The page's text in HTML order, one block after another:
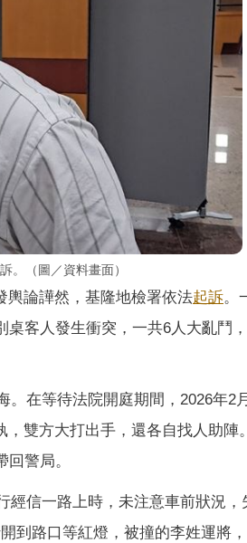
。（圖／資料畫面）
輿論譁然，基隆地檢署依法起訴。
桌客人發生衝突，一共6人大亂鬥
。在等待法院開庭期間，2026年2
雙方大打出手，還各自找人助陣
警局。
經信一路上時，未注意車前狀況，
到路口等紅燈，被撞的李姓運將